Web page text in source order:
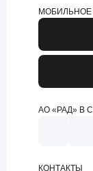
АО «РАД» В
КОНТАКТЫ